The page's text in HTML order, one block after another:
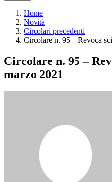
Home
Novità
Circolari precedenti
Circolare n. 95 – Revoca
Circolare n. 95 –
marzo 2021